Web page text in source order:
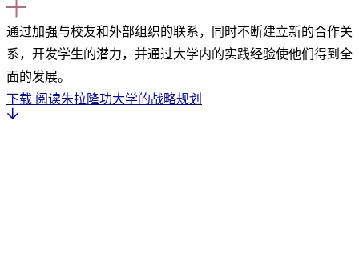
通过加强与校友和外部组织的联系，同时不断建立新的合作关
系，开发学生的潜力，并通过大学内的实践经验使他们得到全
面的发展。
下载 阅读朱拉隆功大学的战略规划